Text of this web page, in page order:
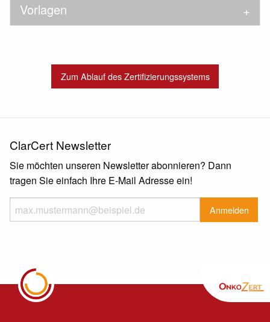
Vorlagen
Zum Ablauf des Zertifizierungssystems
ClarCert Newsletter
Sie möchten unseren Newsletter abonnieren? Dann
tragen Sie einfach Ihre E-Mail Adresse ein!